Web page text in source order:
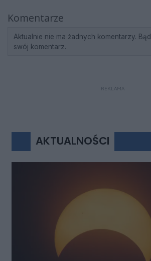
Komentarze
Aktualnie nie ma żadnych komentarzy.
swój komentarz.
REKLAMA
AKTUALNOŚCI